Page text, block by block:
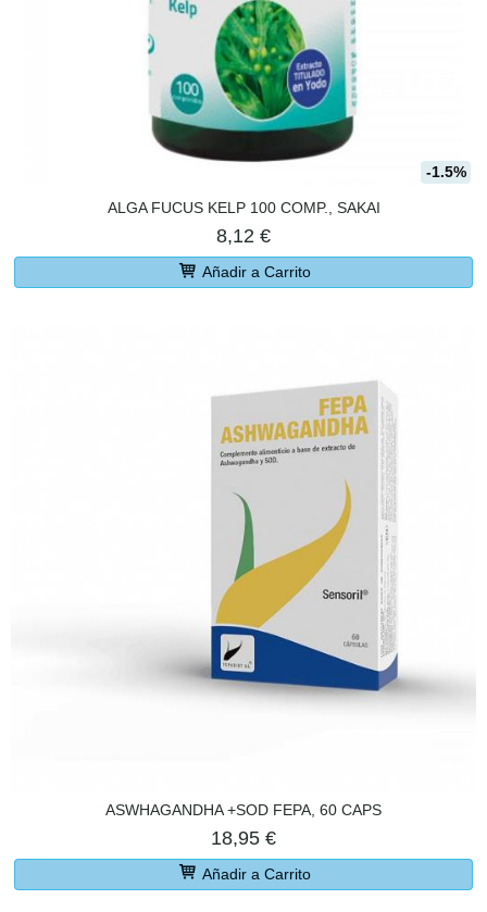
-1.5%
ALGA FUCUS KELP 100 COMP., SAKAI
8,12 €
Añadir a Carrito
ASWHAGANDHA +SOD FEPA, 60 CAPS
18,95 €
Añadir a Carrito